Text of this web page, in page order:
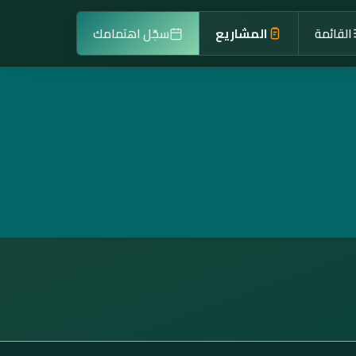
القائمة المشاريع سجّل اهتمامك